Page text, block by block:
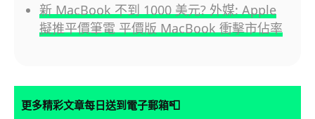
新 MacBook 不到 1000 美元? 外媒: Apple
擬推平價筆電 平價版 MacBook 衝擊市佔率
更多精彩文章每日送到電子郵箱📮